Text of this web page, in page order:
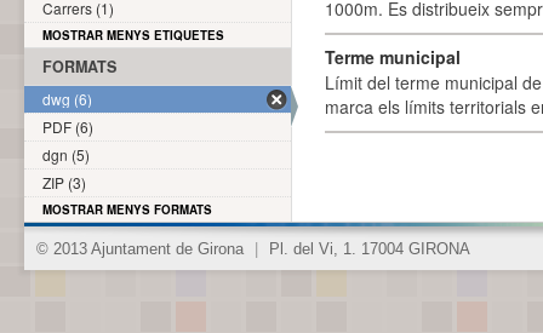
1000m. Es distribueix
Terme municipal
Límit del terme municipal
marca els límits territorials
Carrers (1)
MOSTRAR MENYS ETIQUETES
FORMATS
dwg (6)
PDF (6)
dgn (5)
ZIP (3)
MOSTRAR MENYS FORMATS
© 2013 Ajuntament de Girona Pl. del Vi, 1. 17004 GIRONA